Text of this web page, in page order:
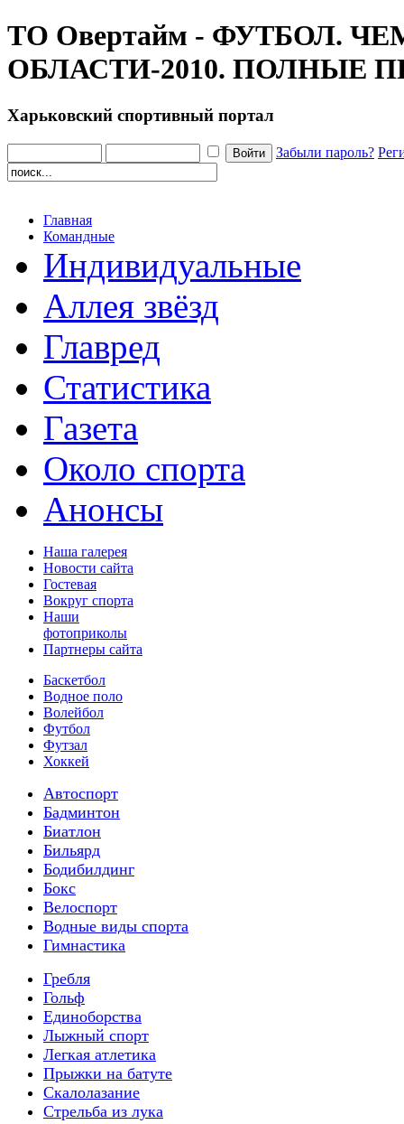
ТО Овертайм - ФУТБОЛ.
ОБЛАСТИ-2010. ПОЛНЫЕ
Харьковский спортивный портал
Забыли пароль?
Главная
Командные
Индивидуальные
Аллея звёзд
Главред
Статистика
Газета
Около спорта
Анонсы
Наша галерея
Новости сайта
Гостевая
Вокруг спорта
Наши
фотоприколы
Партнеры сайта
Баскетбол
Водное поло
Волейбол
Футбол
Футзал
Хоккей
Автоспорт
Бадминтон
Биатлон
Бильярд
Бодибилдинг
Бокс
Велоспорт
Водные виды спорта
Гимнастика
Гребля
Гольф
Единоборства
Лыжный спорт
Легкая атлетика
Прыжки на батуте
Скалолазание
Стрельба из лука